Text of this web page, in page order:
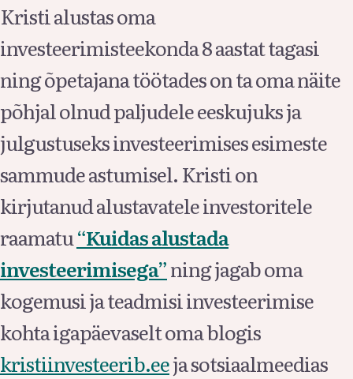
Kristi alustas oma
investeerimisteekonda 8 aastat tagasi
ning õpetajana töötades on ta oma näite
põhjal olnud paljudele eeskujuks ja
julgustuseks investeerimises esimeste
sammude astumisel. Kristi on
kirjutanud alustavatele investoritele
raamatu“Kuidas alustada
investeerimisega”ning jagab oma
kogemusi ja teadmisi investeerimise
kohta igapäevaselt oma blogis
kristiinvesteerib.eeja sotsiaalmeedias